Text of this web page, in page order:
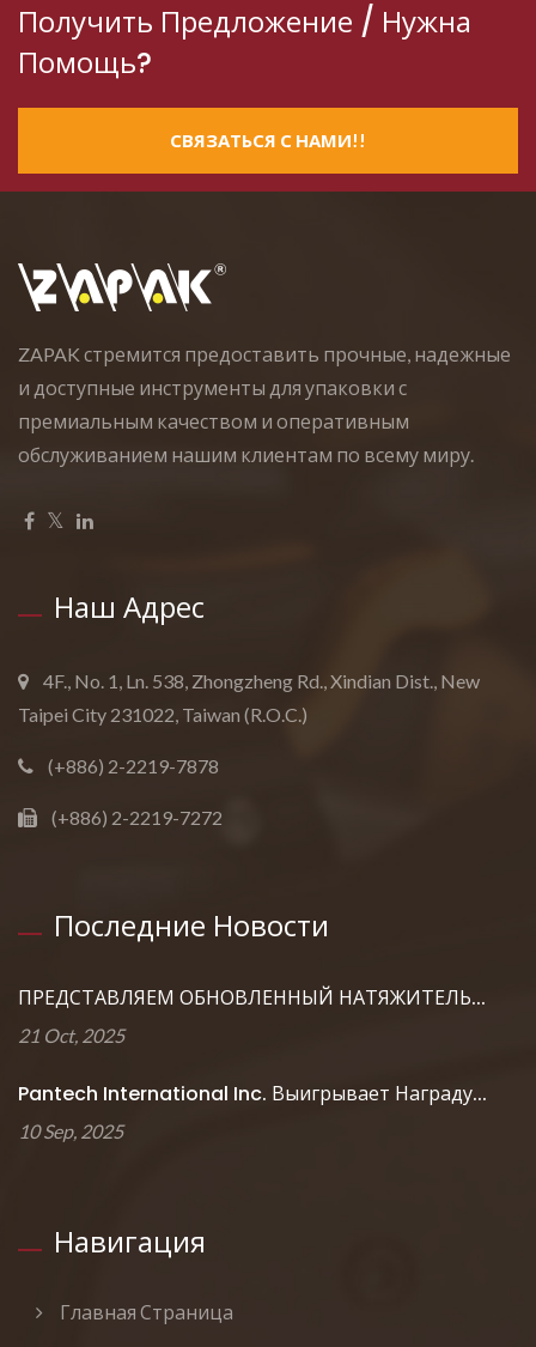
Получить Предложение / Нужна
Помощь?
СВЯЗАТЬСЯ С НАМИ!!
ZAPAK стремится предоставить прочные, надежные
и доступные инструменты для упаковки с
премиальным качеством и оперативным
обслуживанием нашим клиентам по всему миру.
Наш Адрес
4F., No. 1, Ln. 538, Zhongzheng Rd., Xindian Dist., New
Taipei City 231022, Taiwan (R.O.C.)
(+886) 2-2219-7878
(+886) 2-2219-7272
Последние Новости
ПРЕДСТАВЛЯЕМ ОБНОВЛЕННЫЙ НАТЯЖИТЕЛЬ...
21 Oct, 2025
Pantech International Inc. Выигрывает Награду...
10 Sep, 2025
Навигация
Главная Страница